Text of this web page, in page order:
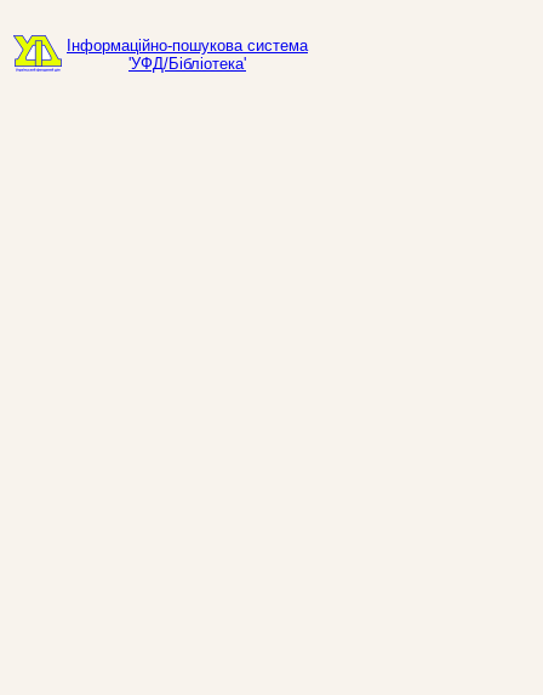
Інформаційно-пошукова система
'УФД/Бібліотека'